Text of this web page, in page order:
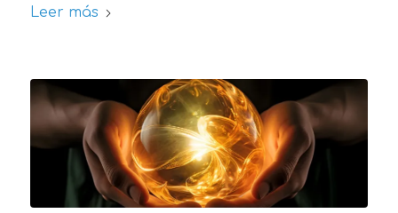
Leer más